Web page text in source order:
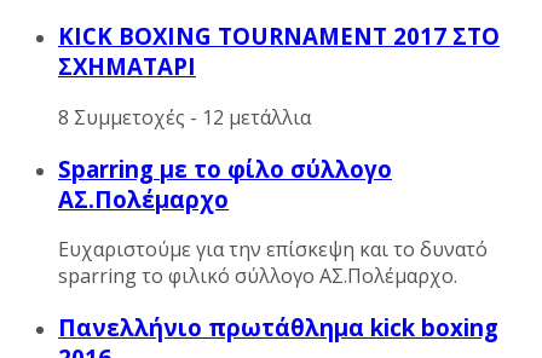
KICK BOXING TOURNAMENT 2017 ΣΤΟ
ΣΧΗΜΑΤΑΡΙ
8 Συμμετοχές - 12 μετάλλια
Sparring με το φίλο σύλλογο
ΑΣ.Πολέμαρχο
Ευχαριστούμε για την επίσκεψη και το δυνατό
sparring το φιλικό σύλλογο ΑΣ.Πολέμαρχο.
Πανελλήνιο πρωτάθλημα kick boxing